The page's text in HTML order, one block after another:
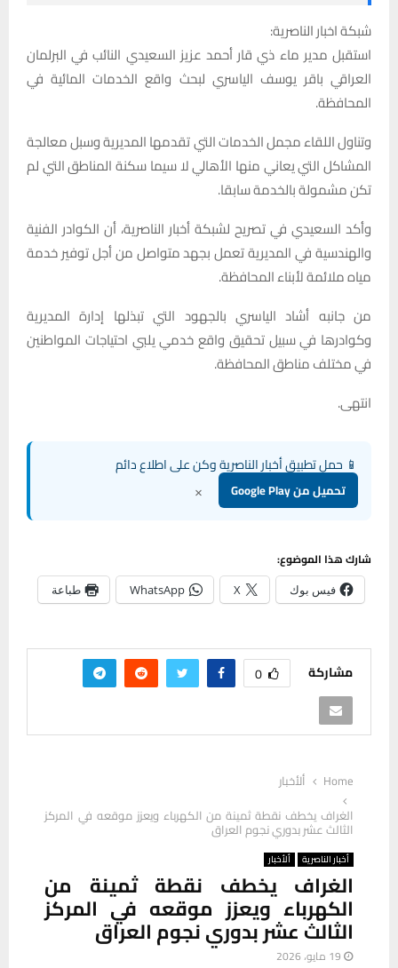
شبكة اخبار الناصرية:
استقبل مدير ماء ذي قار أحمد عزيز السعيدي النائب في البرلمان
العراقي باقر يوسف الياسري لبحث واقع الخدمات المائية في
المحافظة.
وتناول اللقاء مجمل الخدمات التي تقدمها المديرية وسبل معالجة
المشاكل التي يعاني منها الأهالي لا سيما سكنة المناطق التي لم
تكن مشمولة بالخدمة سابقا.
وأكد السعيدي في تصريح لشبكة أخبار الناصرية، أن الكوادر الفنية
والهندسية في المديرية تعمل بجهد متواصل من أجل توفير خدمة
مياه ملائمة لأبناء المحافظة.
من جانبه أشاد الياسري بالجهود التي تبذلها إدارة المديرية
وكوادرها في سبيل تحقيق واقع خدمي يلبي احتياجات المواطنين
في مختلف مناطق المحافظة.
انتهى.
📱 حمل تطبيق أخبار الناصرية وكن على اطلاع دائم
تحميل من Google Play ×
شارك هذا الموضوع:
فيس بوك X
WhatsApp طباعة
مشاركة 0
Home
ألأخبار
الغراف يخطف نقطة ثمينة من الكهرباء ويعزز موقعه في المركز
الثالث عشر بدوري نجوم العراق
أخبار الناصرية ألأخبار
الغراف يخطف نقطة ثمينة من
الكهرباء ويعزز موقعه في المركز
الثالث عشر بدوري نجوم العراق
19 مايو، 2026